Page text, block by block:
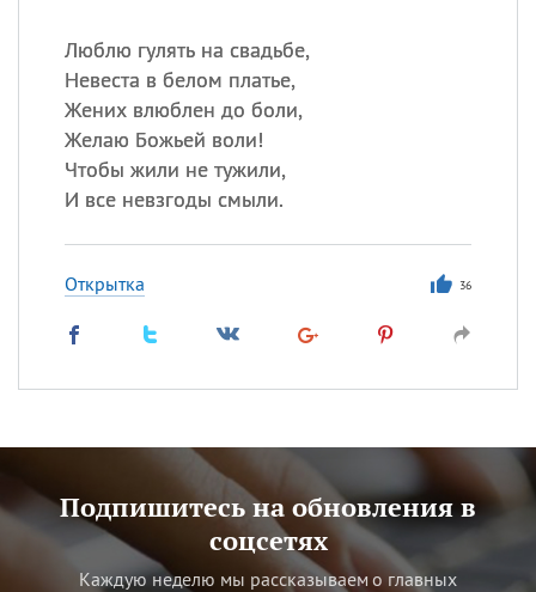
Люблю гулять на свадьбе,
Невеста в белом платье,
Жених влюблен до боли,
Желаю Божьей воли!
Чтобы жили не тужили,
И все невзгоды смыли.
Открытка 36
Подпишитесь на обновления в
соцсетях
Каждую неделю мы рассказываем о главных